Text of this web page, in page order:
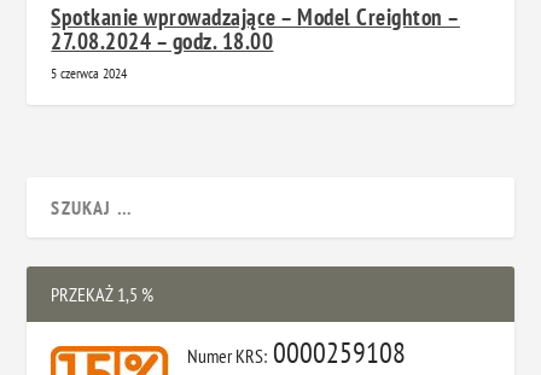
Spotkanie wprowadzające – Model Creighton –
27.08.2024 – godz. 18.00
5 czerwca 2024
PRZEKAŻ 1,5 %
Numer KRS: 0000259108